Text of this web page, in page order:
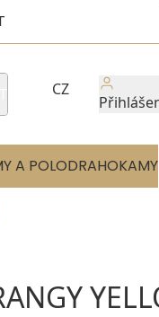
CZ
A POLODRAHOKAMY